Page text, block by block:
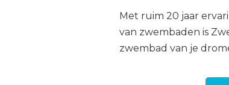
Met ruim 20 jaar
van zwembaden is
zwembad van je